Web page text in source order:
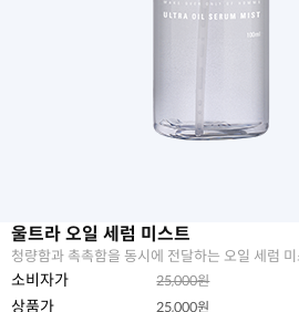
울트라 오일 세럼 미스트
청량함과 촉촉함을 동시에 전달하는 오일 세럼
소비자가 25,000원
상품가 25,000원